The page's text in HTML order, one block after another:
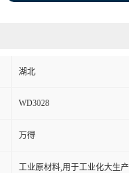
湖北
WD3028
万得
工业原材料,用于工业化大生产